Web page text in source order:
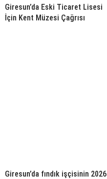
Giresun’da Eski Ticaret Lisesi
İçin Kent Müzesi Çağrısı
Giresun’da fındık işçisinin 2026